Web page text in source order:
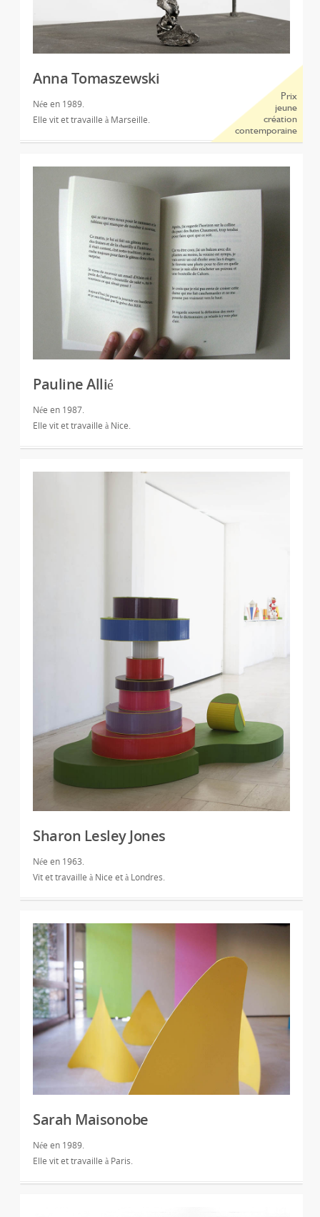
Anna Tomaszewski
Née en 1989.
Elle vit et travaille à Marseille.
Prix
jeune
création
contemporaine
Pauline Allié
Née en 1987.
Elle vit et travaille à Nice.
Sharon Lesley Jones
Née en 1963.
Vit et travaille à Nice et à Londres.
Sarah Maisonobe
Née en 1989.
Elle vit et travaille à Paris.